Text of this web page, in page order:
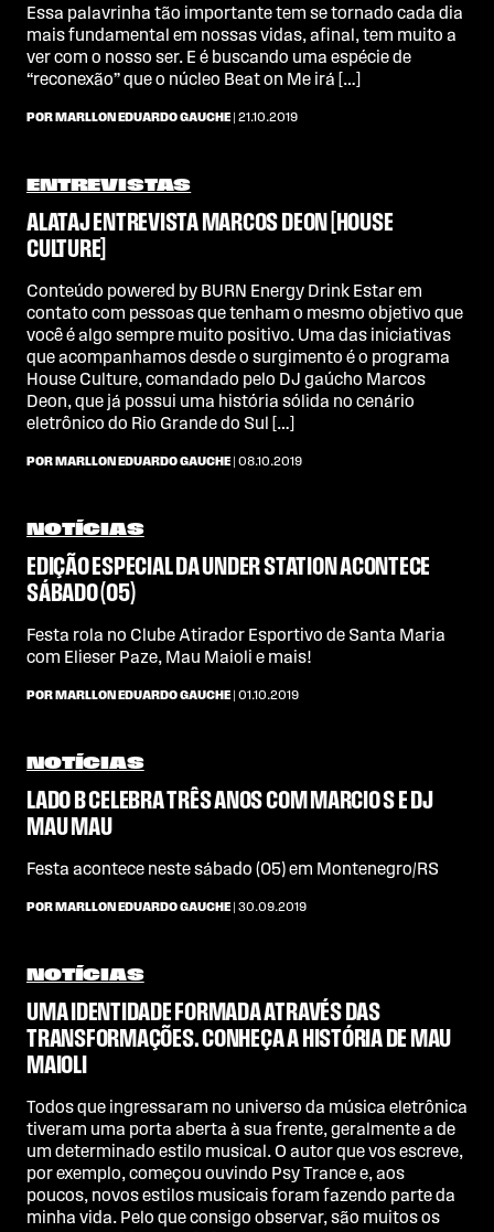
Essa palavrinha tão importante tem se tornado cada dia
mais fundamental em nossas vidas, afinal, tem muito a
ver com o nosso ser. E é buscando uma espécie de
“reconexão” que o núcleo Beat on Me irá […]
POR MARLLON EDUARDO GAUCHE | 21.10.2019
ENTREVISTAS
ALATAJ ENTREVISTA MARCOS DEON [HOUSE
CULTURE]
Conteúdo powered by BURN Energy Drink Estar em
contato com pessoas que tenham o mesmo objetivo que
você é algo sempre muito positivo. Uma das iniciativas
que acompanhamos desde o surgimento é o programa
House Culture, comandado pelo DJ gaúcho Marcos
Deon, que já possui uma história sólida no cenário
eletrônico do Rio Grande do Sul […]
POR MARLLON EDUARDO GAUCHE | 08.10.2019
NOTÍCIAS
EDIÇÃO ESPECIAL DA UNDER STATION ACONTECE
SÁBADO (05)
Festa rola no Clube Atirador Esportivo de Santa Maria
com Elieser Paze, Mau Maioli e mais!
POR MARLLON EDUARDO GAUCHE | 01.10.2019
NOTÍCIAS
LADO B CELEBRA TRÊS ANOS COM MARCIO S E DJ
MAU MAU
Festa acontece neste sábado (05) em Montenegro/RS
POR MARLLON EDUARDO GAUCHE | 30.09.2019
NOTÍCIAS
UMA IDENTIDADE FORMADA ATRAVÉS DAS
TRANSFORMAÇÕES. CONHEÇA A HISTÓRIA DE MAU
MAIOLI
Todos que ingressaram no universo da música eletrônica
tiveram uma porta aberta à sua frente, geralmente a de
um determinado estilo musical. O autor que vos escreve,
por exemplo, começou ouvindo Psy Trance e, aos
poucos, novos estilos musicais foram fazendo parte da
minha vida. Pelo que consigo observar, são muitos os